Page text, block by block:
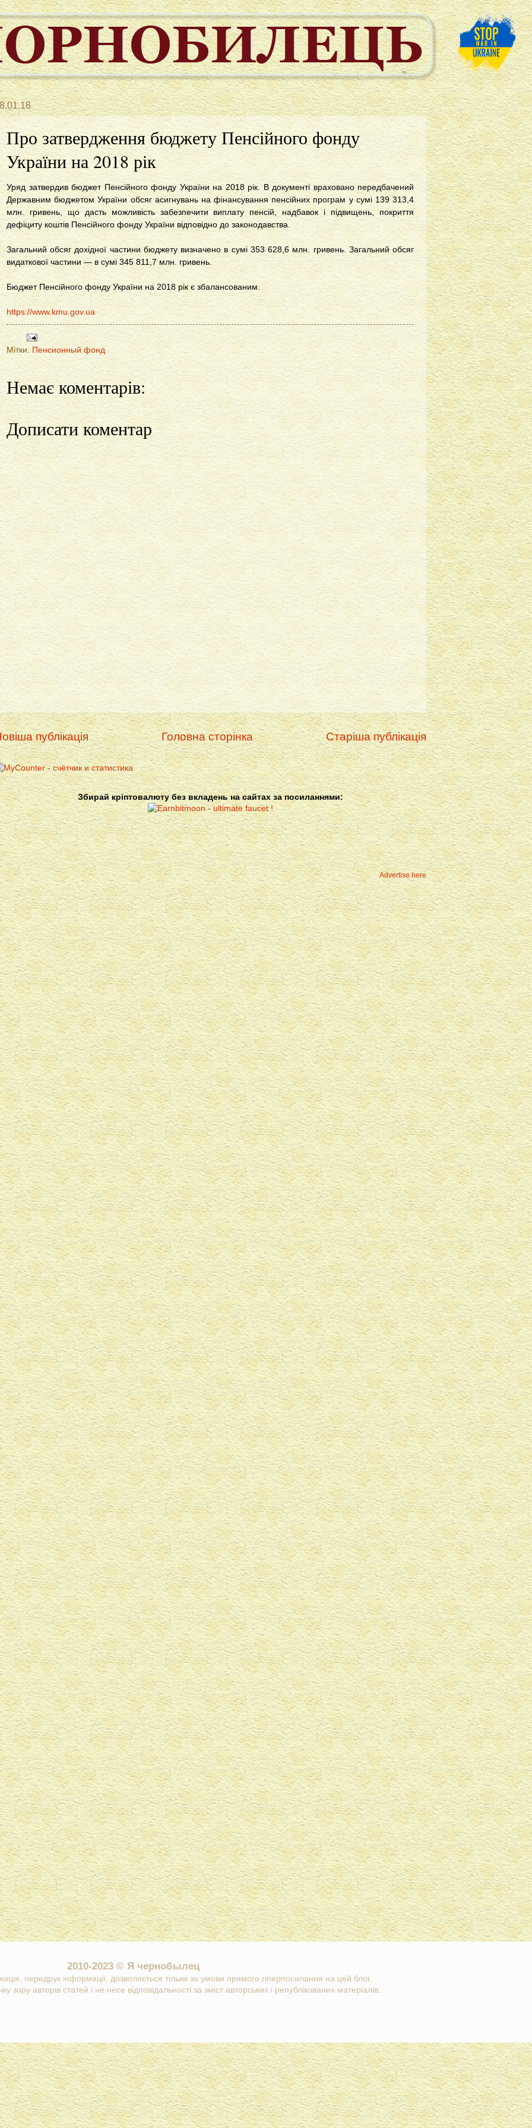
Про затвердження бюджету Пенсійного фонду
України на 2018 рік
Уряд затвердив бюджет Пенсійного фонду України на 2018 рік. В документі враховано передбачений
Державним бюджетом України обсяг асигнувань на фінансування пенсійних програм у сумі 139 313,4
млн. гривень, що дасть можливість забезпечити виплату пенсій, надбавок і підвищень, покриття
дефіциту коштів Пенсійного фонду України відповідно до законодавства.
Загальний обсяг дохідної частини бюджету визначено в сумі 353 628,6 млн. гривень. Загальний обсяг
видаткової частини — в сумі 345 811,7 млн. гривень.
Бюджет Пенсійного фонду України на 2018 рік є збалансованим.
https://www.kmu.gov.ua
Мітки: Пенсионный фонд
Немає коментарів:
Дописати коментар
публікація Старіша публікація
Головна сторінка
Збирай кріптовалюту без вкладень на сайтах за посиланнями:
Advertise here
2010-2023 © Я чернобылец
передрук інформації, дозволяється тільки за умови прямого гіперпосилання на цей блог.
зору авторів статей і не несе відповідальності за зміст авторських і републікованих матеріалів..